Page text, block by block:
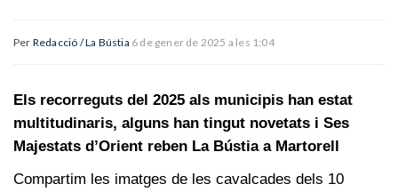
Per Redacció / La Bústia 6 de gener de 2025 a les 1:04
Els recorreguts del 2025 als municipis han estat
multitudinaris, alguns han tingut novetats i Ses
Majestats d’Orient reben La Bústia a Martorell
Compartim les imatges de les cavalcades dels 10